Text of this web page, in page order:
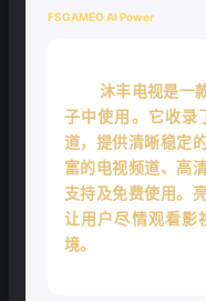
FSGAMEO AI Power
沐丰电视是一
子中使用。它收录
道，提供清晰稳定
富的电视频道、高
支持及免费使用。
让用户尽情观看影
境。